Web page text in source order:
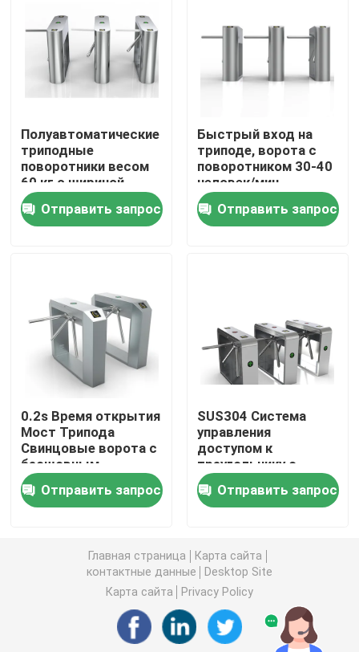
Наша фабрика
контроль качества
контактные данные
Новости
Ворота качания турникета
Ворота турникета щитка
Ворота турникета треноги
Турникет ворот скорости
Турникет сползая ворот
Биометрическая машина распознавания лиц
Полуавтоматические
триподные
поворотники весом
60 кг с шириной
прохода 550 мм
Отправить запрос
Быстрый вход на
триподе, ворота с
поворотником 30-40
человек/мин
Скорость прохода
Уровень защиты
IP54
Отправить запрос
0.2s Время открытия
Мост Трипода
Свинцовые ворота с
бесшовным
двигателем
постоянного тока
Отправить запрос
SUS304 Система
управления
доступом к
треугольнику с
поворотным вратом
30-40 человек / мин
60 Вт
Отправить запрос
Главная страница
Карта сайта
контактные данные
Desktop Site
Карта сайта
Privacy Policy